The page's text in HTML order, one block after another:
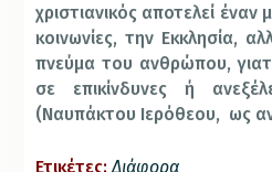
χριστιανικός αποτελεί έναν
κοινωνίες, την Εκκλησία,
πνεύμα του ανθρώπου,
σε επικίνδυνες ή
(Ναυπάκτου Ιερόθεου, ως
Ετικέτες: Διάφορα